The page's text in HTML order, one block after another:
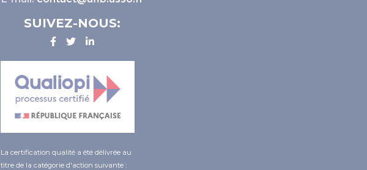
SUIVEZ-NOUS:
La certification qualité a été délivrée au
titre de la catégorie d'action suivante :